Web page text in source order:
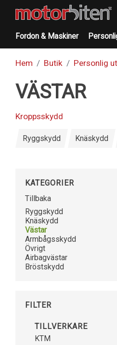
Fordon & Maskiner
Hem Butik Personlig
VÄSTAR
Kroppsskydd
Ryggskydd Knäskydd
KATEGORIER
Tillbaka
Ryggskydd
Knäskydd
Västar
Armbågsskydd
Övrigt
Airbagvästar
Bröstskydd
FILTER
TILLVERKARE
KTM